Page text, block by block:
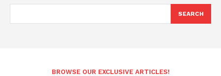
SEARCH
BROWSE OUR EXCLUSIVE ARTICLES!